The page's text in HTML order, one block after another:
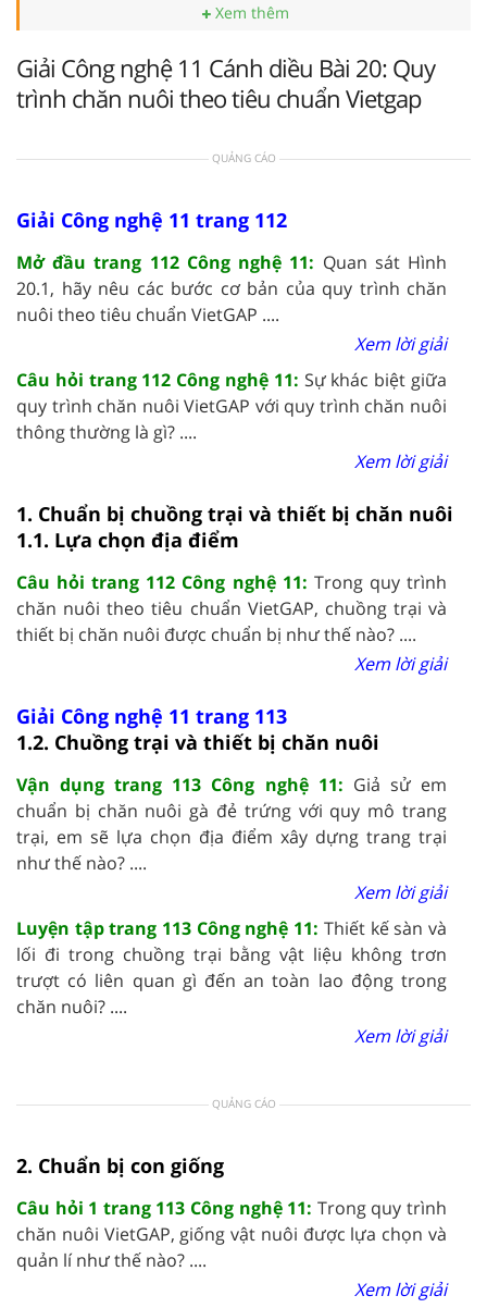
Xem thêm
Giải Công nghệ 11 Cánh diều Bài 20: Quy
trình chăn nuôi theo tiêu chuẩn Vietgap
QUẢNG CÁO
Giải Công nghệ 11 trang 112
Mở đầu trang 112 Công nghệ 11: Quan sát Hình
20.1, hãy nêu các bước cơ bản của quy trình chăn
nuôi theo tiêu chuẩn VietGAP ....
Xem lời giải
Câu hỏi trang 112 Công nghệ 11: Sự khác biệt giữa
quy trình chăn nuôi VietGAP với quy trình chăn nuôi
thông thường là gì? ....
Xem lời giải
1. Chuẩn bị chuồng trại và thiết bị chăn nuôi
1.1. Lựa chọn địa điểm
Câu hỏi trang 112 Công nghệ 11: Trong quy trình
chăn nuôi theo tiêu chuẩn VietGAP, chuồng trại và
thiết bị chăn nuôi được chuẩn bị như thế nào? ....
Xem lời giải
Giải Công nghệ 11 trang 113
1.2. Chuồng trại và thiết bị chăn nuôi
Vận dụng trang 113 Công nghệ 11: Giả sử em
chuẩn bị chăn nuôi gà đẻ trứng với quy mô trang
trại, em sẽ lựa chọn địa điểm xây dựng trang trại
như thế nào? ....
Xem lời giải
Luyện tập trang 113 Công nghệ 11: Thiết kế sàn và
lối đi trong chuồng trại bằng vật liệu không trơn
trượt có liên quan gì đến an toàn lao động trong
chăn nuôi? ....
Xem lời giải
QUẢNG CÁO
2. Chuẩn bị con giống
Câu hỏi 1 trang 113 Công nghệ 11: Trong quy trình
chăn nuôi VietGAP, giống vật nuôi được lựa chọn và
quản lí như thế nào? ....
Xem lời giải